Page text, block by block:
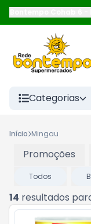
Categorias
Início Mingau
Promoções
Todos
14 resultados